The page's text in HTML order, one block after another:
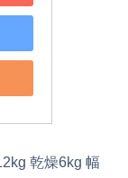
乾燥6kg 幅